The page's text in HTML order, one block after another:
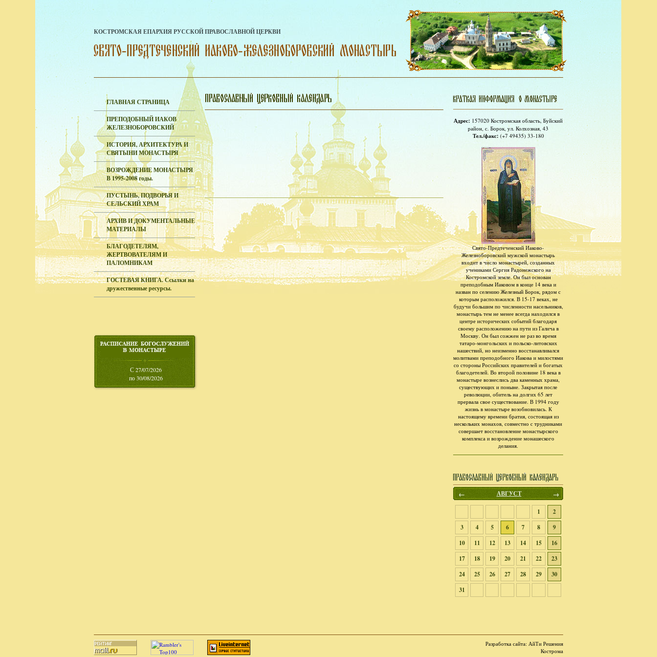
КОСТРОМСКАЯ ЕПАРХИЯ РУССКОЙ ПРАВОСЛАВНОЙ ЦЕРКВИ
ГЛАВНАЯ СТРАНИЦА
ПРЕПОДОБНЫЙ ИАКОВ
ЖЕЛЕЗНОБОРОВСКИЙ
ИСТОРИЯ, АРХИТЕКТУРА И
СВЯТЫНИ МОНАСТЫРЯ
ВОЗРОЖДЕНИЕ МОНАСТЫРЯ
В 1995-2008 годы.
ПУСТЫНЬ, ПОДВОРЬЯ И
СЕЛЬСКИЙ ХРАМ
АРХИВ И ДОКУМЕНТАЛЬНЫЕ
МАТЕРИАЛЫ
БЛАГОДЕТЕЛЯМ,
ЖЕРТВОВАТЕЛЯМ И
ПАЛОМНИКАМ
ГОСТЕВАЯ КНИГА. Ссылки на
дружественные ресурсы.
С 27/07/2026
по 30/08/2026
Адрес: 157020 Костромская область, Буйский
район, с. Борок, ул. Колхозная, 43
Тел./факс: (+7 49435) 33-180
Свято-Предтеченский Иаково-
Железноборовский мужской монастырь
входит в число монастырей, созданных
учениками Сергия Радонежского на
Костромской земле. Он был основан
преподобным Иаковом в конце 14 века и
назван по селению Железный Борок, рядом с
которым расположился. В 15-17 веках, не
будучи большим по численности насельников,
монастырь тем не менее всегда находился в
центре исторических событий благодаря
своему расположению на пути из Галича в
Москву. Он был сожжен не раз во время
татаро-монгольских и польско-литовских
нашествий, но неизменно восстанавливался
молитвами преподобного Иакова и милостями
со стороны Российских правителей и богатых
благодетелей. Во второй половине 18 века в
монастыре вознеслись два каменных храма,
существующих и поныне. Закрытая после
революции, обитель на долгих 65 лет
прервала свое существование. В 1994 году
жизнь в монастыре возобновилась. К
настоящему времени братия, состоящая из
нескольких монахов, совместно с трудниками
совершает восстановление монастырского
комплекса и возрождение монашеского
делания.
← АВГУСТ →
1
2
3
4 5 6 7 8
9
10
11 12 13 14 15
16
17
18 19 20 21 22
23
24
25 26 27 28 29
30
31
Разработка сайта: АйТи Решения
Кострома